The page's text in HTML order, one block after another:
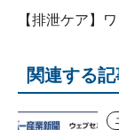
【排泄ケア】
関連する